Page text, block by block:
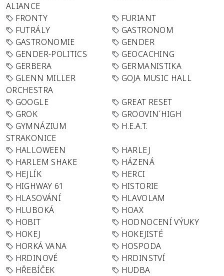
ALIANCE
FRONTY
FURIANT
FUTRÁLY
GASTRONOM
GASTRONOMIE
GENDER
GENDER-POLITICS
GEOCACHING
GERBERA
GERMANISTIKA
GLENN MILLER
ORCHESTRA
GOJA MUSIC HALL
GOOGLE
GREAT RESET
GROK
GROOVIN´HIGH
GYMNÁZIUM
STRAKONICE
H.E.A.T.
HALLOWEEN
HARLEJ
HARLEM SHAKE
HÁZENÁ
HEJLÍK
HERCI
HIGHWAY 61
HISTORIE
HLASOVÁNÍ
HLAVOLAM
HLUBOKÁ
HOAX
HOBIT
HODNOCENÍ VÝUKY
HOKEJ
HOKEJISTÉ
HORKÁ VANA
HOSPODA
HRDINOVÉ
HRDINSTVÍ
HŘEBÍČEK
HUDBA